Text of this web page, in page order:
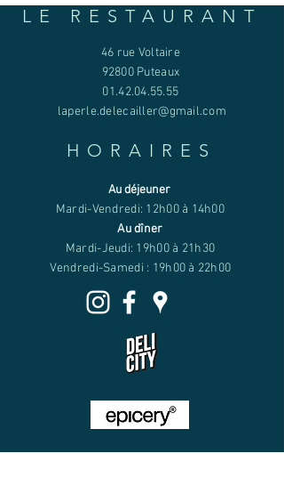
LE RESTAURANT
46 rue Voltaire
92800 Puteaux
01.42.04.55.55
laperle.delecailler@gmail.com
HORAIRES
Au déjeuner
Mardi-Vendredi: 12h00 à 14h00
Au dîner
Mardi-Jeudi: 19h00 à 21h30
Vendredi-Samedi : 19h00 à 22h00